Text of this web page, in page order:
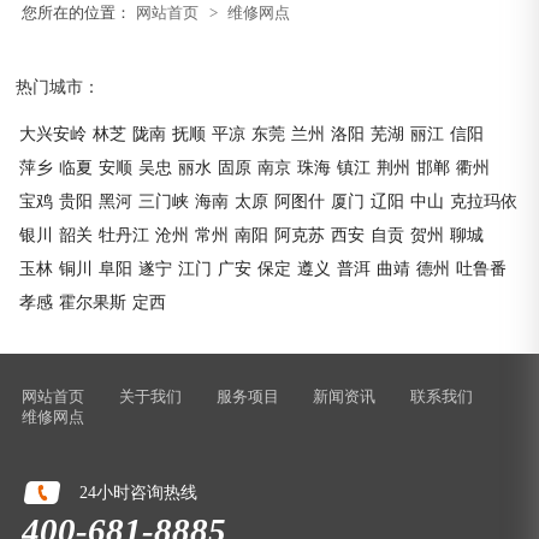
您所在的位置： 网站首页 > 维修网点
热门城市：
大兴安岭 林芝 陇南 抚顺 平凉 东莞 兰州 洛阳 芜湖 丽江 信阳
萍乡 临夏 安顺 吴忠 丽水 固原 南京 珠海 镇江 荆州 邯郸 衢州
宝鸡 贵阳 黑河 三门峡 海南 太原 阿图什 厦门 辽阳 中山 克拉玛依
银川
韶关 牡丹江 沧州 常州 南阳 阿克苏 西安 自贡 贺州 聊城
玉林 铜川 阜阳 遂宁 江门 广安 保定 遵义 普洱 曲靖 德州 吐鲁番
孝感 霍尔果斯 定西
网站首页 关于我们 服务项目 新闻资讯
联系我们
维修网点
24小时咨询热线
400-681-8885